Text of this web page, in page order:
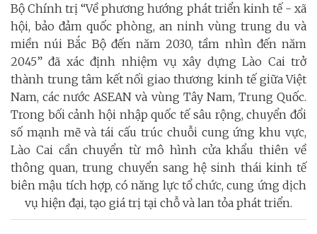
Bộ Chính trị “Về phương hướng phát triển kinh tế - xã
hội, bảo đảm quốc phòng, an ninh vùng trung du và
miền núi Bắc Bộ đến năm 2030, tầm nhìn đến năm
2045” đã xác định nhiệm vụ xây dựng Lào Cai trở
thành trung tâm kết nối giao thương kinh tế giữa Việt
Nam, các nước ASEAN và vùng Tây Nam, Trung Quốc.
Trong bối cảnh hội nhập quốc tế sâu rộng, chuyển đổi
số mạnh mẽ và tái cấu trúc chuỗi cung ứng khu vực,
Lào Cai cần chuyển từ mô hình cửa khẩu thiên về
thông quan, trung chuyển sang hệ sinh thái kinh tế
biên mậu tích hợp, có năng lực tổ chức, cung ứng dịch
vụ hiện đại, tạo giá trị tại chỗ và lan tỏa phát triển.